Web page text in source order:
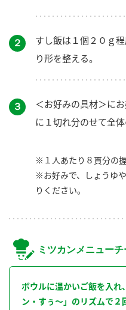
２
すし飯は１個２０ｇ
り形を整える。
３
＜お好みの具材＞に
に１切れ分のせて全体
※１人あたり８貫分の
※お好みで、しょうゆ
りください。
ミツカンメニューチ
ボウルに温かいご飯を入れ
ン・すぅ～」のリズムで